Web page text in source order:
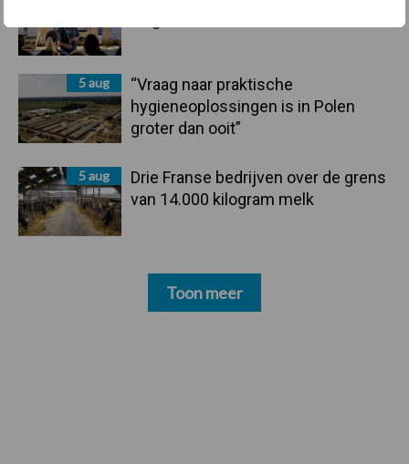
5 aug
“Vraag naar praktische
hygieneoplossingen is in Polen
groter dan ooit”
5 aug
Drie Franse bedrijven over de grens
van 14.000 kilogram melk
Toon meer